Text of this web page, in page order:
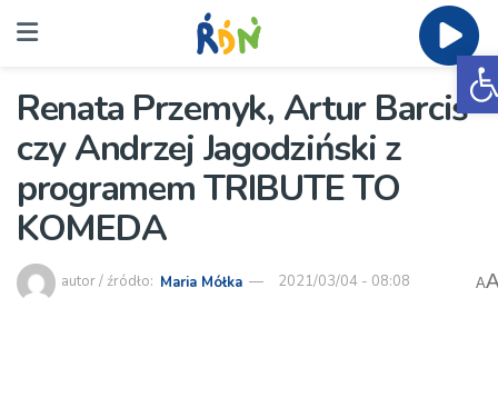
Renata Przemyk, Artur Barciś
czy Andrzej Jagodziński z
programem TRIBUTE TO
KOMEDA
autor / źródło: Maria Mółka 2021/03/04 - 08:08 A